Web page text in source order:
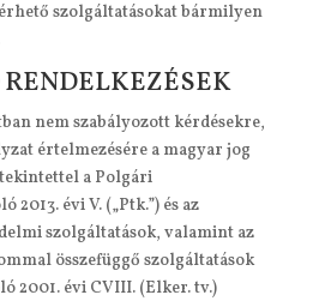
szolgáltatásokat bármilyen
nem szabályozott kérdésekre,
értelmezésére a magyar jog
a Polgári
évi V. („Ptk.”) és az
szolgáltatások, valamint az
összefüggő szolgáltatások
2001. évi CVIII. (Elker. tv.)